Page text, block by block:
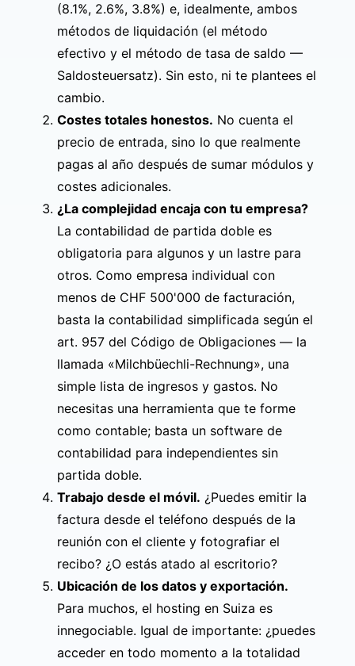
(8.1%, 2.6%, 3.8%) e, idealmente, ambos
métodos de liquidación (el método
efectivo y el método de tasa de saldo —
Saldosteuersatz). Sin esto, ni te plantees el
cambio.
Costes totales honestos. No cuenta el
precio de entrada, sino lo que realmente
pagas al año después de sumar módulos y
costes adicionales.
¿La complejidad encaja con tu empresa?
La contabilidad de partida doble es
obligatoria para algunos y un lastre para
otros. Como empresa individual con
menos de CHF 500'000 de facturación,
basta la contabilidad simplificada según el
art. 957 del Código de Obligaciones — la
llamada «Milchbüechli-Rechnung», una
simple lista de ingresos y gastos. No
necesitas una herramienta que te forme
como contable; basta un software de
contabilidad para independientes sin
partida doble.
Trabajo desde el móvil. ¿Puedes emitir la
factura desde el teléfono después de la
reunión con el cliente y fotografiar el
recibo? ¿O estás atado al escritorio?
Ubicación de los datos y exportación.
Para muchos, el hosting en Suiza es
innegociable. Igual de importante: ¿puedes
acceder en todo momento a la totalidad